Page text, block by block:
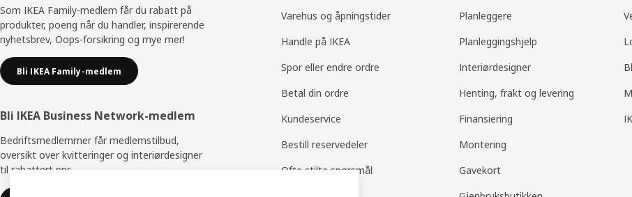
Som IKEA Family-medlem får du rabatt på
produkter, poeng når du handler, inspirerende
nyhetsbrev, Oops-forsikring og mye mer!
Bli IKEA Family-medlem
Bli IKEA Business Network-medlem
Bedriftsmedlemmer får medlemstilbud,
oversikt over kvitteringer og interiørdesigner
til rabattert pris.
Varehus og åpningstider
Handle på IKEA
Spor eller endre ordre
Betal din ordre
Kundeservice
Bestill reservedeler
Ofte stilte spørsmål
Planleggere
Planleggingshjelp
Interiørdesigner
Henting, frakt og levering
Finansiering
Montering
Gavekort